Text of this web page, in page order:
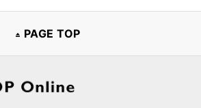
PAGE TOP